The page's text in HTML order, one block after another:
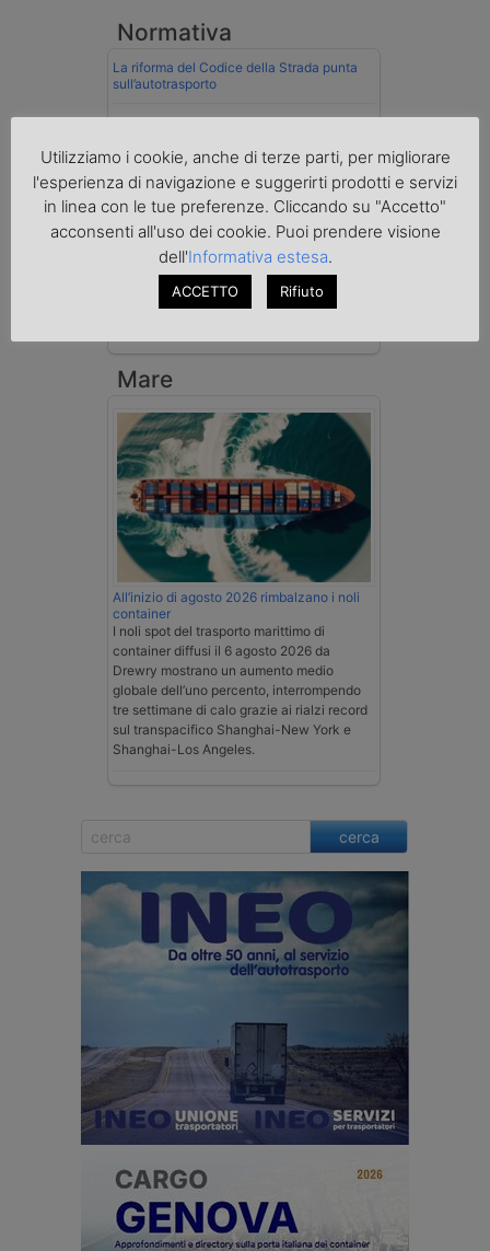
Normativa
La riforma del Codice della Strada punta
sull’autotrasporto
Cassazione conferma validità multe per
velocità col cronotachigrafo
La Cassazione conferma la qualifica di
spedizioniere-vettore
Mare
All’inizio di agosto 2026 rimbalzano i noli
container
I noli spot del trasporto marittimo di
container diffusi il 6 agosto 2026 da
Drewry mostrano un aumento medio
globale dell’uno percento, interrompendo
tre settimane di calo grazie ai rialzi record
sul transpacifico Shanghai-New York e
Shanghai-Los Angeles.
cerca
Utilizziamo i cookie, anche di terze parti, per migliorare
l'esperienza di navigazione e suggerirti prodotti e servizi
in linea con le tue preferenze. Cliccando su "Accetto"
acconsenti all'uso dei cookie. Puoi prendere visione
dell'Informativa estesa.
ACCETTO Rifiuto